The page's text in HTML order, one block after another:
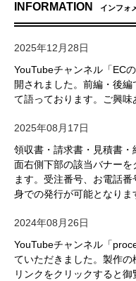
INFORMATION インフォ
2025年12月28日
YouTubeチャンネル「EC
開されました。前編・後
て語っております。ご興味
2025年08月17日
領収書・請求書・見積書
面右側下部の該当バナー
ます。受注番号、お電話
身での発行が可能となりま
2024年08月26日
YouTubeチャンネル「
ていただきました。製作
リンクをクリックすると御